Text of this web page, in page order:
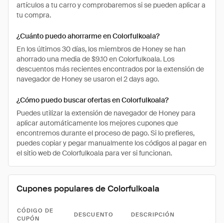
artículos a tu carro y comprobaremos si se pueden aplicar a
tu compra.
¿Cuánto puedo ahorrarme en Colorfulkoala?
En los últimos 30 días, los miembros de Honey se han
ahorrado una media de $9.10 en Colorfulkoala. Los
descuentos más recientes encontrados por la extensión de
navegador de Honey se usaron el 2 days ago.
¿Cómo puedo buscar ofertas en Colorfulkoala?
Puedes utilizar la extensión de navegador de Honey para
aplicar automáticamente los mejores cupones que
encontremos durante el proceso de pago. Si lo prefieres,
puedes copiar y pegar manualmente los códigos al pagar en
el sitio web de Colorfulkoala para ver si funcionan.
Cupones populares de Colorfulkoala
CÓDIGO DE
CUPÓN
DESCUENTO DESCRIPCIÓN